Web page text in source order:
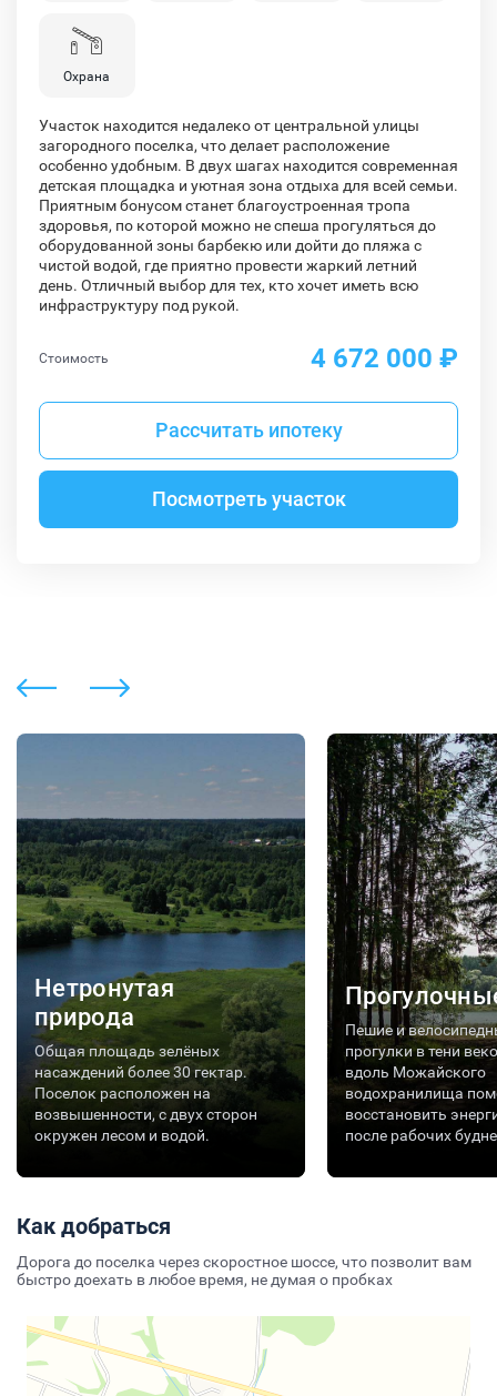
Охрана
Стоимость 4 672 000 ₽
Посмотреть участок
Рассчитать ипотеку
Участок находится недалеко от центральной улицы
загородного поселка, что делает расположение
особенно удобным. В двух шагах находится современная
детская площадка и уютная зона отдыха для всей семьи.
Приятным бонусом станет благоустроенная тропа
здоровья, по которой можно не спеша прогуляться до
оборудованной зоны барбекю или дойти до пляжа с
чистой водой, где приятно провести жаркий летний
день. Отличный выбор для тех, кто хочет иметь всю
инфраструктуру под рукой.
Нетронутая
природа
Общая площадь зелёных
насаждений более 30 гектар.
Поселок расположен на
возвышенности, с двух сторон
окружен лесом и водой.
Пешие и
прогулки в тени
вдоль Можайского
водохранилища
восстановить
после рабочих
Как добраться
Дорога до поселка через скоростное шоссе, что позволит вам
быстро доехать в любое время, не думая о пробках